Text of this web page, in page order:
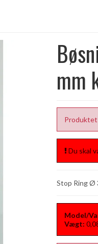
mm
Du skal
Stop Ring Ø
Model/
Vægt: